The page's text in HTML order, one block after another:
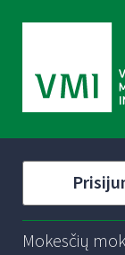
Mokesčių